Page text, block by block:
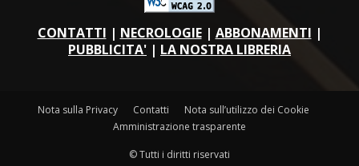
CONTATTI | NECROLOGIE| ABBONAMENTI |
PUBBLICITA' | LA NOSTRA LIBRERIA
Nota sulla Privacy Contatti
Nota sull’utilizzo dei Cookie
Amministrazione trasparente
© Tutti i diritti riservati